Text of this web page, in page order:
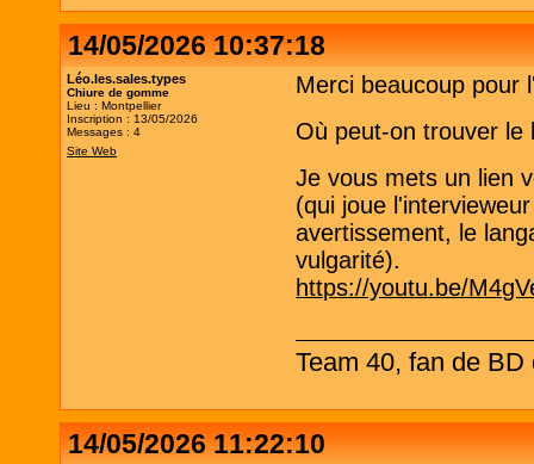
14/05/2026 10:37:18
Léo.les.sales.types
Chiure de gomme
Lieu : Montpellier
Inscription : 13/05/2026
Messages : 4
Site Web
Merci beaucoup pour
Où peut-on trouver le
Je vous mets un lien
(qui joue
avertissement, le
vulgarité).
https://youtu.be/
Team 40, fan de
14/05/2026 11:22:10